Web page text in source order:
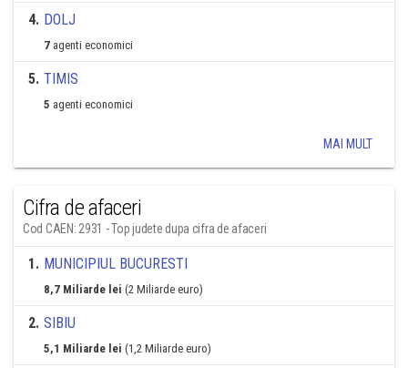
4. DOLJ
7 agenti economici
5. TIMIS
5 agenti economici
MAI MULT
Cifra de afaceri
Cod CAEN: 2931 - Top judete dupa cifra de afaceri
1. MUNICIPIUL BUCURESTI
8,7 Miliarde lei (2 Miliarde euro)
2. SIBIU
5,1 Miliarde lei (1,2 Miliarde euro)